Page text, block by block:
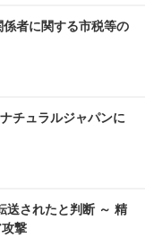
者に関する市税等の
チュラルジャパンに
送されたと判断 ～ 精
撃